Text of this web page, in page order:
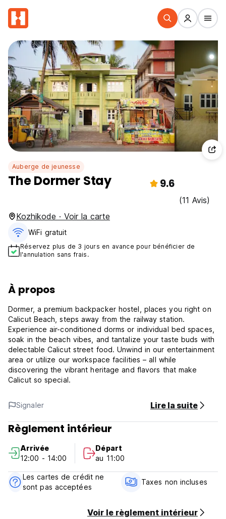
Auberge de jeunesse
The Dormer Stay 9.6
(11 Avis)
Kozhikode · Voir la carte
WiFi gratuit
Réservez plus de 3 jours en avance pour bénéficier de
l'annulation sans frais.
À propos
Dormer, a premium backpacker hostel, places you right on
Calicut Beach, steps away from the railway station.
Experience air-conditioned dorms or individual bed spaces,
soak in the beach vibes, and tantalize your taste buds with
delectable Calicut street food. Unwind in our entertainment
area or utilize our workspace facilities – all while
discovering the vibrant heritage and flavors that make
Calicut so special.
Signaler Lire la suite
Règlement intérieur
Arrivée
12:00 - 14:00
Départ
au 11:00
Les cartes de crédit ne
sont pas acceptées
Taxes non incluses
Voir le règlement intérieur